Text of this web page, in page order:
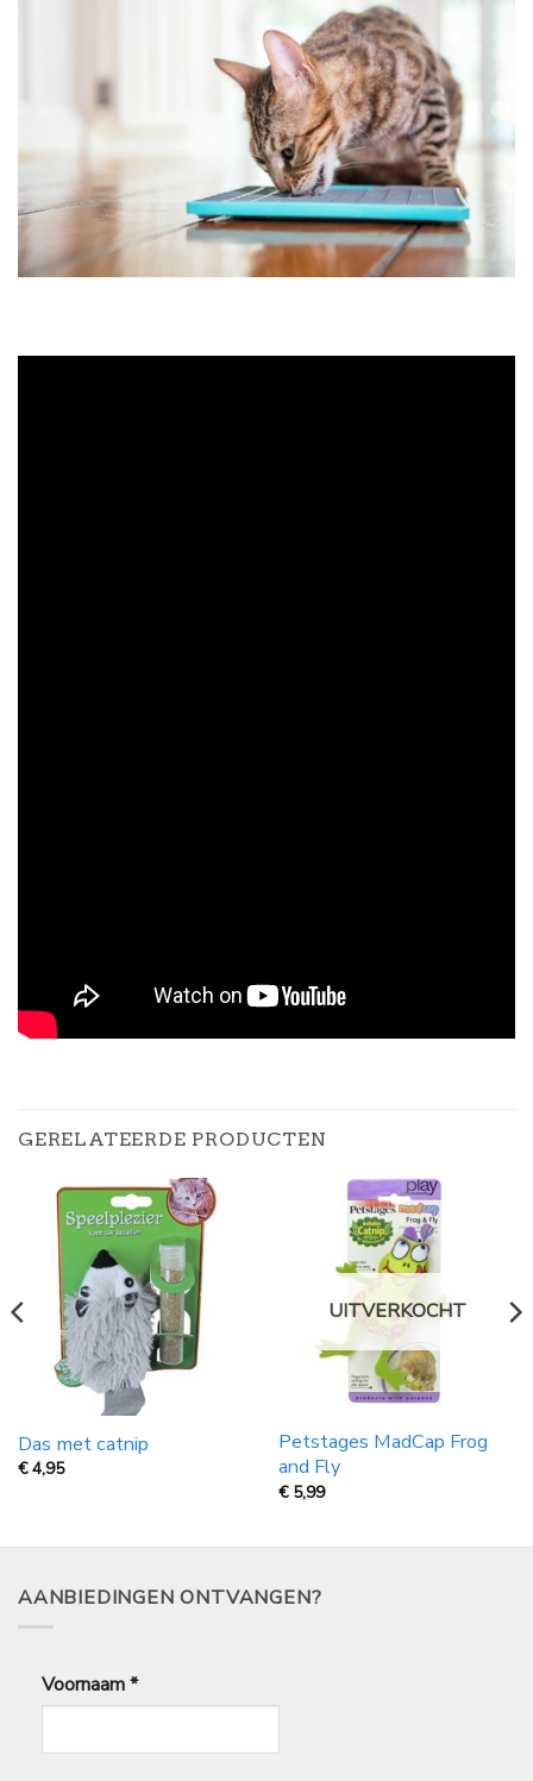
GERELATEERDE PRODUCTEN
Das met catnip
€4,95
UITVERKOCHT
Petstages MadCap Frog
and Fly
€ 5,99
AANBIEDINGEN ONTVANGEN?
Voornaam*